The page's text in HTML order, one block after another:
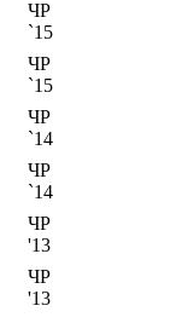
ЧР
`15
ЧР
`15
ЧР
`14
ЧР
`14
ЧР
'13
ЧР
'13